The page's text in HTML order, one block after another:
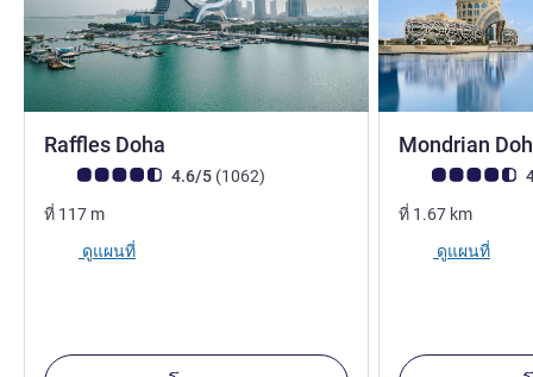
Raffles Doha
คะแนนความคิดเห็นจากแขก (เรทติ้งบน ALL)
4.6/5 (1062รีวิว รายการ
)
ที่ 117 m
ดูแผนที่
Mondrian
คะแนนความคิดเ
ที่ 1.67 km
ดูแผนที่